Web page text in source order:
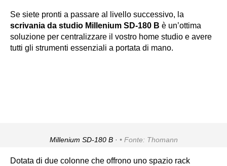
Se siete pronti a passare al livello successivo, la
scrivania da studio Millenium SD-180 B è un’ottima
soluzione per centralizzare il vostro home studio e avere
tutti gli strumenti essenziali a portata di mano.
Millenium SD-180 B · Fonte: Thomann
Dotata di due colonne che offrono uno spazio rack